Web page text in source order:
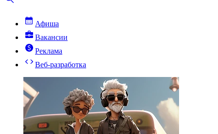
Афиша
Вакансии
Реклама
Веб-разработка